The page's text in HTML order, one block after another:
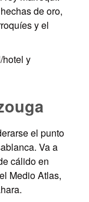
de oro,
y el
hotel y
el punto
Va a
cálido en
Medio Atlas,